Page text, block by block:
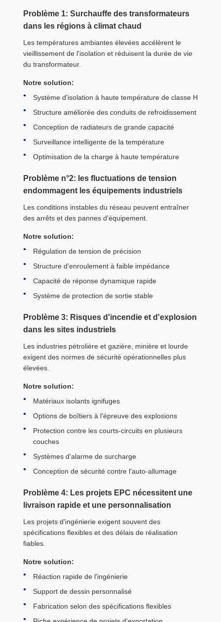
Problème 1: Surchauffe des transformateurs
dans les régions à climat chaud
Les températures ambiantes élevées accélèrent le
vieillissement de l'isolation et réduisent la durée de vie
du transformateur.
Notre solution:
Système d'isolation à haute température de classe H
Structure améliorée des conduits de refroidissement
Conception de radiateurs de grande capacité
Surveillance intelligente de la température
Optimisation de la charge à haute température
Problème n°2: les fluctuations de tension
endommagent les équipements industriels
Les conditions instables du réseau peuvent entraîner
des arrêts et des pannes d'équipement.
Notre solution:
Régulation de tension de précision
Structure d'enroulement à faible impédance
Capacité de réponse dynamique rapide
Système de protection de sortie stable
Problème 3: Risques d'incendie et d'explosion
dans les sites industriels
Les industries pétrolière et gazière, minière et lourde
exigent des normes de sécurité opérationnelles plus
élevées.
Notre solution:
Matériaux isolants ignifuges
Options de boîtiers à l'épreuve des explosions
Protection contre les courts-circuits en plusieurs
couches
Systèmes d'alarme de surcharge
Conception de sécurité contre l'auto-allumage
Problème 4: Les projets EPC nécessitent une
livraison rapide et une personnalisation
Les projets d'ingénierie exigent souvent des
spécifications flexibles et des délais de réalisation
fiables.
Notre solution:
Réaction rapide de l'ingénierie
Support de dessin personnalisé
Fabrication selon des spécifications flexibles